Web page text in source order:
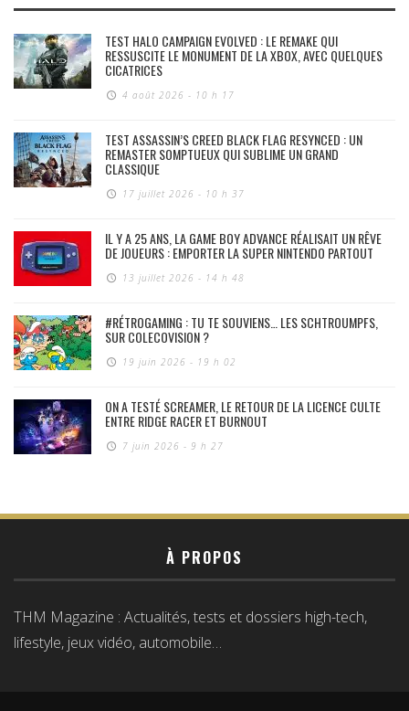
TEST HALO CAMPAIGN EVOLVED : LE REMAKE QUI
RESSUSCITE LE MONUMENT DE LA XBOX, AVEC QUELQUES
CICATRICES
4 août 2026 - 10 h 17
TEST ASSASSIN’S CREED BLACK FLAG RESYNCED : UN
REMASTER SOMPTUEUX QUI SUBLIME UN GRAND
CLASSIQUE
17 juillet 2026 - 10 h 37
IL Y A 25 ANS, LA GAME BOY ADVANCE RÉALISAIT UN RÊVE
DE JOUEURS : EMPORTER LA SUPER NINTENDO PARTOUT
13 juillet 2026 - 14 h 48
#RÉTROGAMING : TU TE SOUVIENS… LES SCHTROUMPFS,
SUR COLECOVISION ?
19 juin 2026 - 19 h 02
ON A TESTÉ SCREAMER, LE RETOUR DE LA LICENCE CULTE
ENTRE RIDGE RACER ET BURNOUT
7 juin 2026 - 9 h 27
À PROPOS
THM Magazine : Actualités, tests et dossiers high-tech,
lifestyle, jeux vidéo, automobile…